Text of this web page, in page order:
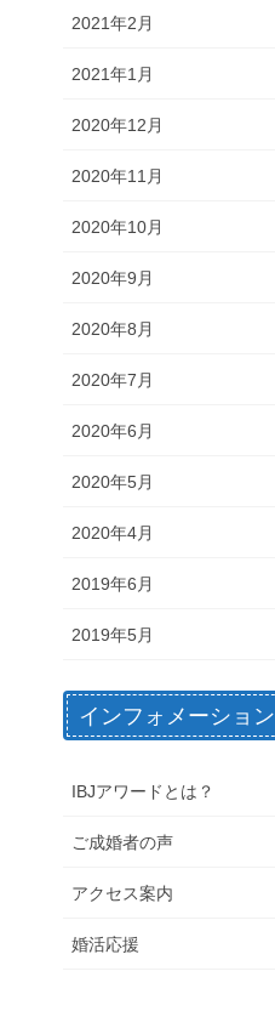
2021年2月
2021年1月
2020年12月
2020年11月
2020年10月
2020年9月
2020年8月
2020年7月
2020年6月
2020年5月
2020年4月
2019年6月
2019年5月
インフォメーション
IBJアワードとは？
ご成婚者の声
アクセス案内
婚活応援